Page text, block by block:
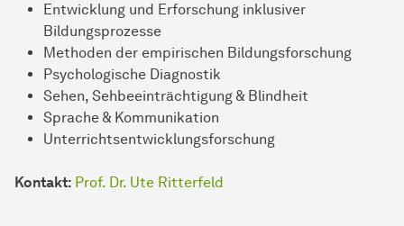
Entwicklung und Erforschung inklusiver
Bildungsprozesse
Methoden der empirischen Bildungsforschung
Psychologische Diagnostik
Sehen, Sehbeeinträchtigung & Blindheit
Sprache & Kommunikation
Unterrichtsentwicklungsforschung
Kontakt: Prof. Dr. Ute Ritterfeld